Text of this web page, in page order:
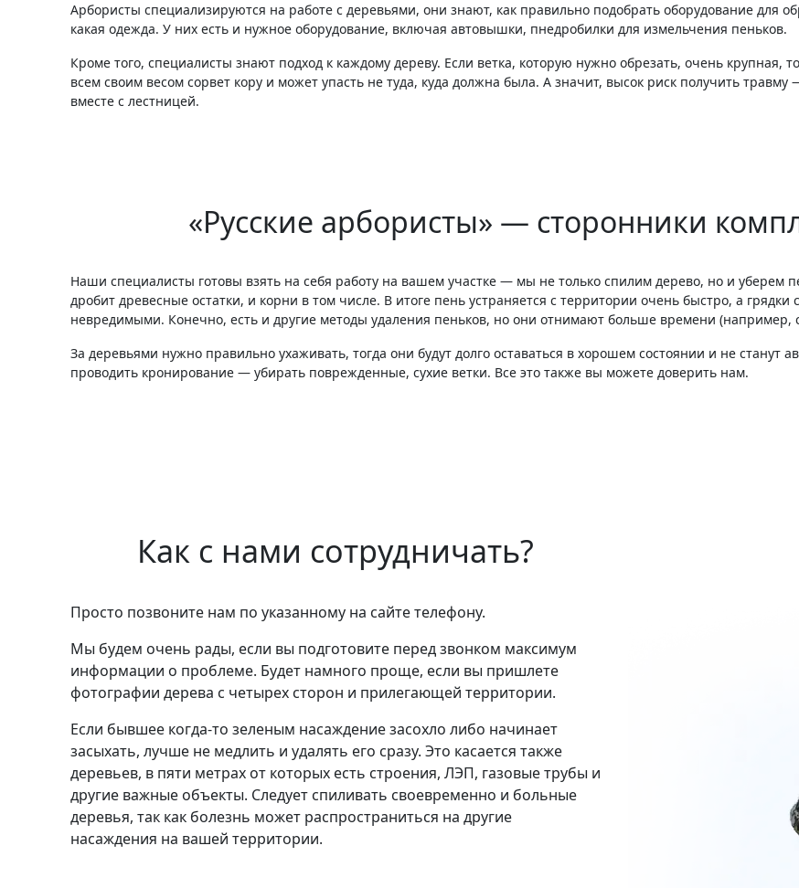
Арбористы специализируются на работе с деревьями, они знают, как правильно подобрать оборудование для
какая одежда. У них есть и нужное оборудование, включая автовышки, пнедробилки для измельчения пеньков.
Кроме того, специалисты знают подход к каждому дереву. Если ветка, которую нужно обрезать, очень крупная,
всем своим весом сорвет кору и может упасть не туда, куда должна была. А значит, высок риск получить травму
вместе с лестницей.
«Русские арбористы» — сторонники
Наши специалисты готовы взять на себя работу на вашем участке — мы не только спилим дерево, но и уберем
дробит древесные остатки, и корни в том числе. В итоге пень устраняется с территории очень быстро, а грядки
невредимыми. Конечно, есть и другие методы удаления пеньков, но они отнимают больше времени
За деревьями нужно правильно ухаживать, тогда они будут долго оставаться в хорошем состоянии и не станут
проводить кронирование — убирать поврежденные, сухие ветки. Все это также вы можете доверить нам.
Как с нами сотрудничать?
Просто позвоните нам по указанному на сайте телефону.
Мы будем очень рады, если вы подготовите перед звонком максимум
информации о проблеме. Будет намного проще, если вы пришлете
фотографии дерева с четырех сторон и прилегающей территории.
Если бывшее когда-то зеленым насаждение засохло либо начинает
засыхать, лучше не медлить и удалять его сразу. Это касается также
деревьев, в пяти метрах от которых есть строения, ЛЭП, газовые трубы и
другие важные объекты. Следует спиливать своевременно и больные
деревья, так как болезнь может распространиться на другие
насаждения на вашей территории.